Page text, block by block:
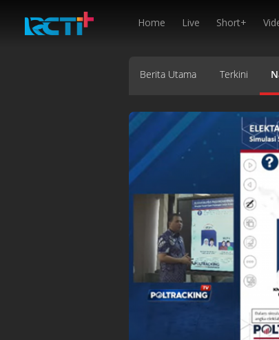
Home Live Short+
Berita Utama Terkini